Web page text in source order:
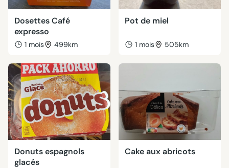
Dosettes Café
expresso
1 mois 499km
Pot de miel
1 mois 505km
Donuts espagnols
glacés
Cake aux abricots